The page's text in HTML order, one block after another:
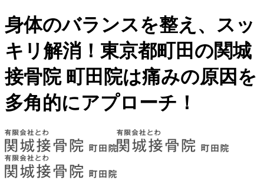
身体のバランスを整え、スッ
キリ解消！東京都町田の関城
接骨院 町田院は痛みの原因を
多角的にアプローチ！